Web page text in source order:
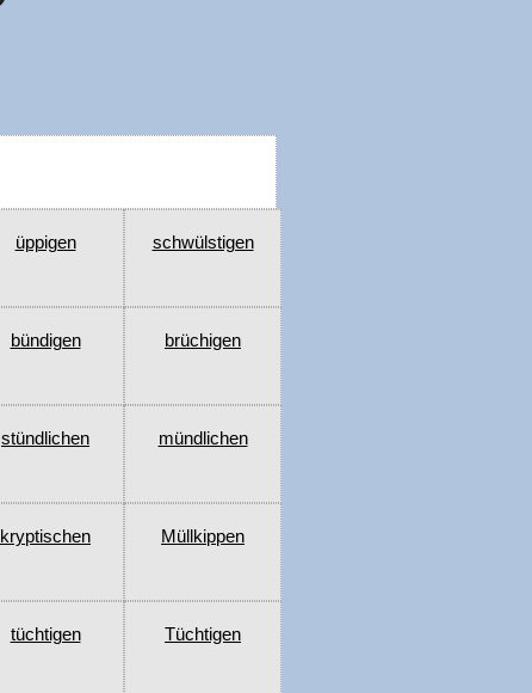
üppigen schwülstigen
bündigen brüchigen
stündlichen mündlichen
kryptischen Müllkippen
tüchtigen Tüchtigen